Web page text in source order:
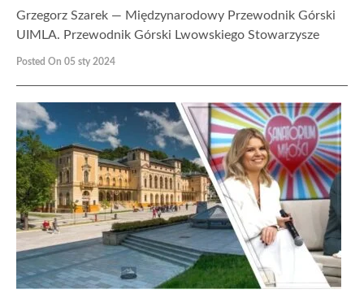
Grzegorz Szarek — Międzynarodowy Przewodnik Górski
UIMLA. Przewodnik Górski Lwowskiego Stowarzysze
Posted On 05 sty 2024